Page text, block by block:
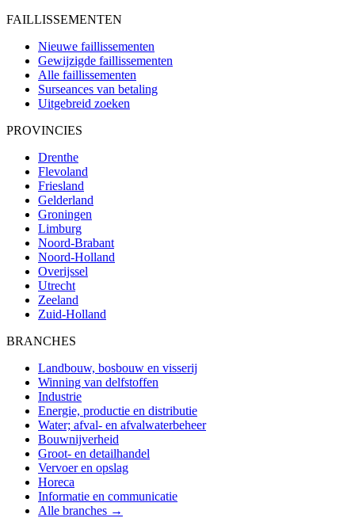
FAILLISSEMENTEN
Nieuwe faillissementen
Gewijzigde faillissementen
Alle faillissementen
Surseances van betaling
Uitgebreid zoeken
PROVINCIES
Drenthe
Flevoland
Friesland
Gelderland
Groningen
Limburg
Noord-Brabant
Noord-Holland
Overijssel
Utrecht
Zeeland
Zuid-Holland
BRANCHES
Landbouw, bosbouw en visserij
Winning van delfstoffen
Industrie
Energie, productie en distributie
Water; afval- en afvalwaterbeheer
Bouwnijverheid
Groot- en detailhandel
Vervoer en opslag
Horeca
Informatie en communicatie
Alle branches →